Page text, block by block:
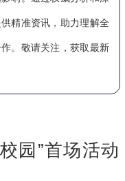
精准资讯，助力理解全
。敬请关注，获取最新
园”首场活动